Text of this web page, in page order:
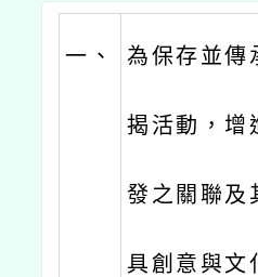
一、 為保存並傳
揭活動，增
發之關聯及
具創意與